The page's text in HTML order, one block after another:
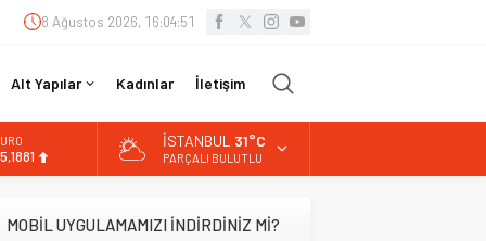
8 Ağustos 2026, 16:04:52
Alt Yapılar Kadınlar İletişim
İSTANBUL 31°C
PARÇALI BULUTLU
MOBİL UYGULAMAMIZI İNDİRDİNİZ Mİ?